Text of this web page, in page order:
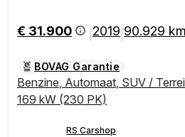
€ 31.900 2019 90.929 km
BOVAG Garantie
Benzine, Automaat, SUV /
169 kW (230 PK)
RS Carshop